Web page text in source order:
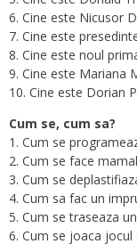
6. Cine este Nicusor
7. Cine este
8. Cine este noul
9. Cine este Mariana
10. Cine este Dorian
Cum se, cum sa?
1. Cum se
2. Cum se face
3. Cum se
4. Cum sa fac un
5. Cum se traseaza
6. Cum se joaca jocul